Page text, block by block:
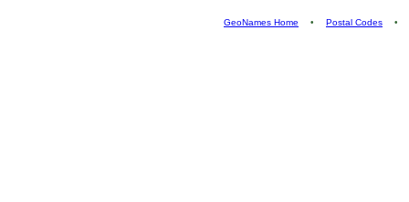
GeoNames Home • Postal Codes •